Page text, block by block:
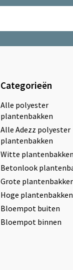
Categorieën
Alle polyester
plantenbakken
Alle Adezz polyester
plantenbakken
Witte plantenbakken
Betonlook
Grote
Hoge plantenbakken
Bloempot buiten
Bloempot binnen